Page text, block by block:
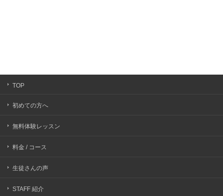
TOP
初めての方へ
無料体験レッスン
料金 / コース
生徒さんの声
STAFF 紹介